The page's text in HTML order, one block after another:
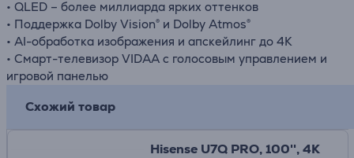
• QLED – более миллиарда ярких оттенков
• Поддержка Dolby Vision® и Dolby Atmos®
• AI-обработка изображения и апскейлинг до 4K
• Смарт-телевизор VIDAA с голосовым управлением и
игровой панелью
Схожий товар
Hisense U7Q PRO, 100'', 4K